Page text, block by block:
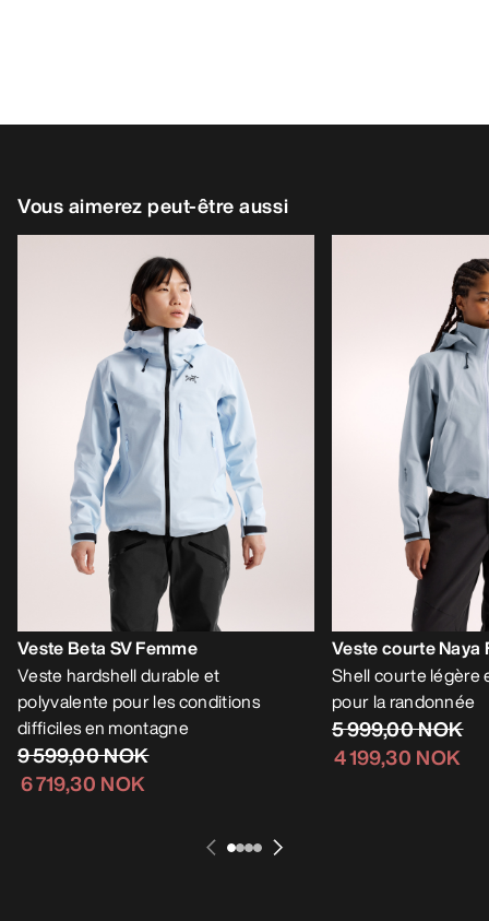
Vous aimerez peut-être aussi
Veste Beta SV Femme
Veste hardshell durable et
polyvalente pour les conditions
difficiles en montagne
9 599,00 NOK
6 719,30 NOK
Veste courte Naya
Shell courte légère
pour la randonnée
5 999,00 NOK
4 199,30 NOK